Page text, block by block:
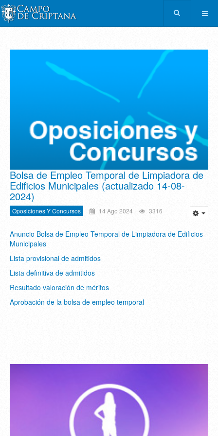
Bolsa de Empleo Temporal de Limpiadora de
Edificios Municipales (actualizado 14-08-
2024)
Oposiciones Y Concursos 14 Ago 2024 3316
Anuncio Bolsa de Empleo Temporal de Limpiadora de Edificios
Municipales
Lista provisional de admitidos
Lista definitiva de admitidos
Resultado valoración de méritos
Aprobación de la bolsa de empleo temporal